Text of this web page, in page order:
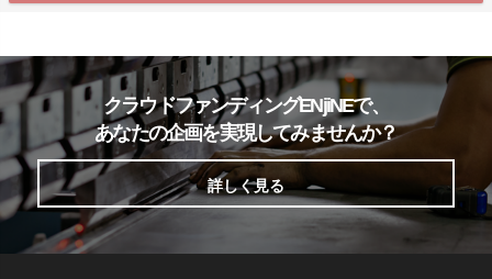
クラウドファンディングENjiNEで、
あなたの企画を実現してみませんか？
詳しく見る